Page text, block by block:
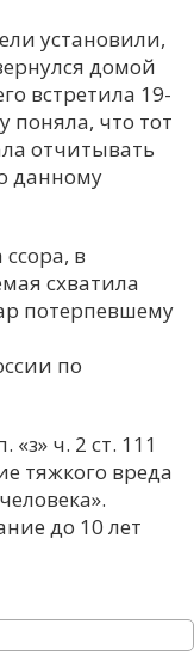
Х
Ч
Я
установили,
домой
встретила 19-
поняла, что тот
отчитывать
данному
в
схватила
потерпевшему
по
ч. 2 ст. 111
тяжкого вреда
до 10 лет